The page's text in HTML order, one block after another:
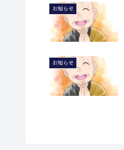
お知らせ
お知らせ